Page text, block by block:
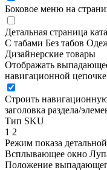
Боковое меню на
Детальная страница
С табами Без табов
Дизайнерские товары
Отображать
навигационной цепочке
Строить
заголовка раздела/
Тип SKU
1 2
Режим показа
Всплывающее окно
Положение